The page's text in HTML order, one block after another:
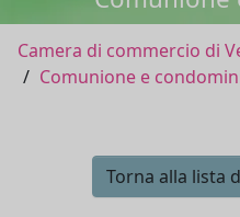
Camera di commercio di
Comunione e
Torna alla lista